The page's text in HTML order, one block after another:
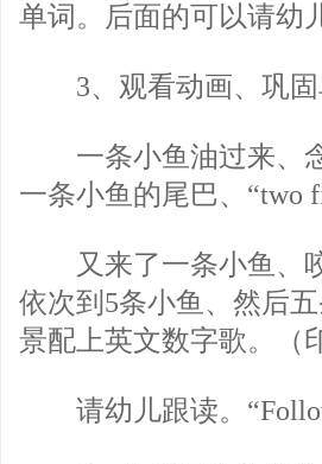
单词。后面的可以请幼
3、观看动画、巩固
一条小鱼油过来、念
一条小鱼的尾巴、“two
又来了一条小鱼、咬
依次到5条小鱼、然后
景配上英文数字歌。（
请幼儿跟读。